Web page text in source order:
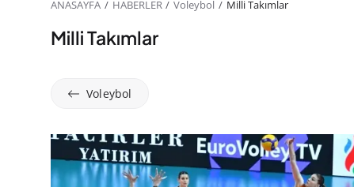
ANASAYFA HABERLER Voleybol Milli Takımlar
Milli Takımlar
Voleybol